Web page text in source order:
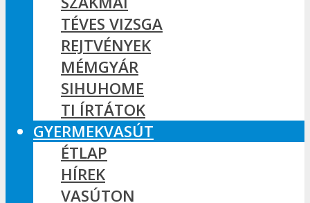
TÉVES VIZSGA
REJTVÉNYEK
MÉMGYÁR
SIHUHOME
TI ÍRTÁTOK
GYERMEKVASÚT
ÉTLAP
HÍREK
VASÚTON